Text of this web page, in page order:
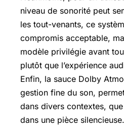
niveau de sonorité peut
les tout-venants, ce
compromis acceptable,
modèle privilégie avant
plutôt que l’expérience
Enfin, la sauce Dolby
gestion fine du son,
dans divers contextes,
dans une pièce silencieuse.